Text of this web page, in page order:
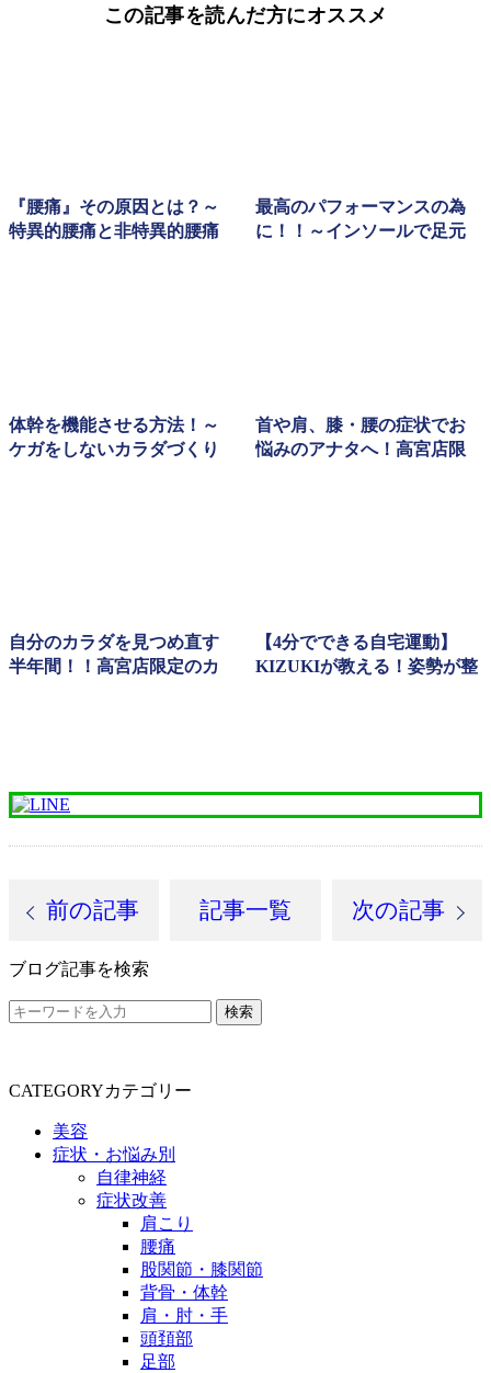
この記事を読んだ方にオススメ
『腰痛』その原因とは？～
特異的腰痛と非特異的腰痛
最高のパフォーマンスの為
に！！～インソールで足元
体幹を機能させる方法！～
ケガをしないカラダづくり
首や肩、膝・腰の症状でお
悩みのアナタへ！高宮店限
自分のカラダを見つめ直す
半年間！！高宮店限定のカ
【4分でできる自宅運動】
KIZUKIが教える！姿勢が整
前の記事 記事一覧 次の記事
ブログ記事を検索
検索
CATEGORYカテゴリー
美容
症状・お悩み別
自律神経
症状改善
肩こり
腰痛
股関節・膝関節
背骨・体幹
肩・肘・手
頭頚部
足部